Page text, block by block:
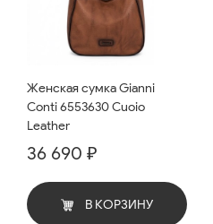
Женская сумка Gianni
Conti 6553630 Cuoio
Leather
36 690 ₽
В КОРЗИНУ